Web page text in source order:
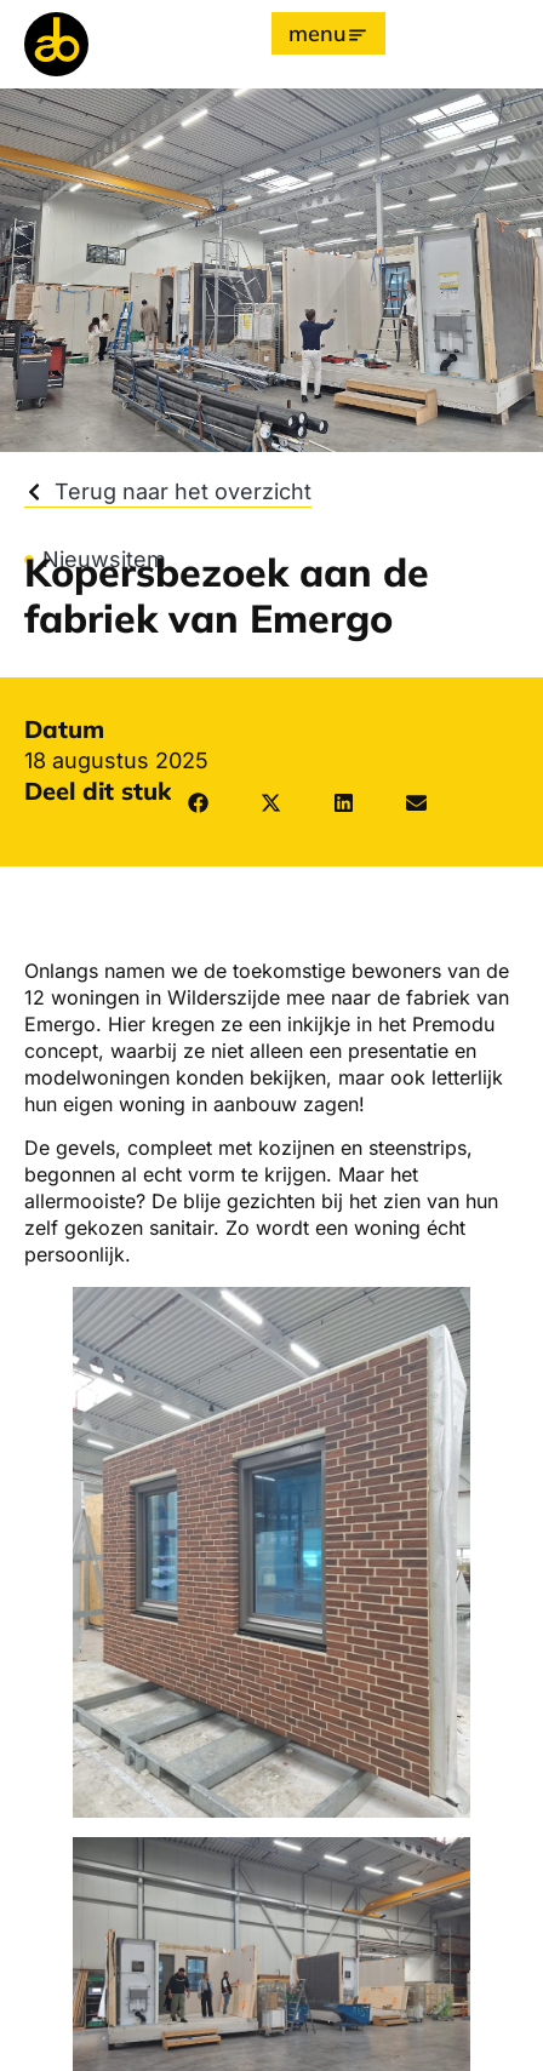
menu
Terug naar het overzicht
Nieuwsitem
Kopersbezoek aan de
fabriek van Emergo
Datum
18 augustus 2025
Deel dit stuk
Onlangs namen we de toekomstige bewoners van de
12 woningen in Wilderszijde mee naar de fabriek van
Emergo. Hier kregen ze een inkijkje in het Premodu
concept, waarbij ze niet alleen een presentatie en
modelwoningen konden bekijken, maar ook letterlijk
hun eigen woning in aanbouw zagen!
De gevels, compleet met kozijnen en steenstrips,
begonnen al echt vorm te krijgen. Maar het
allermooiste? De blije gezichten bij het zien van hun
zelf gekozen sanitair. Zo wordt een woning écht
persoonlijk.